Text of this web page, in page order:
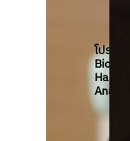
โปรแกรม
Bioscor
Hair
Analysis